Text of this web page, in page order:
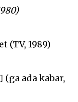
(TV, 1989)
(ga ada kabar,